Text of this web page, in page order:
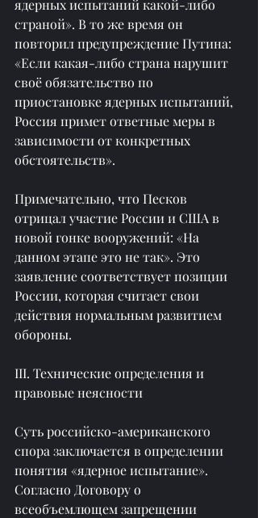
ядерных испытаний какой-либо
страной». В то же время он
повторил предупреждение Путина:
«Если какая-либо страна нарушит
своё обязательство по
приостановке ядерных испытаний,
Россия примет ответные меры в
зависимости от конкретных
обстоятельств».
Примечательно, что Песков
отрицал участие России и США в
новой гонке вооружений: «На
данном этапе это не так». Это
заявление соответствует позиции
России, которая считает свои
действия нормальным развитием
обороны.
III. Технические определения и
правовые неясности
Суть российско-американского
спора заключается в определении
понятия «ядерное испытание».
Согласно Договору о
всеобъемлющем запрещении